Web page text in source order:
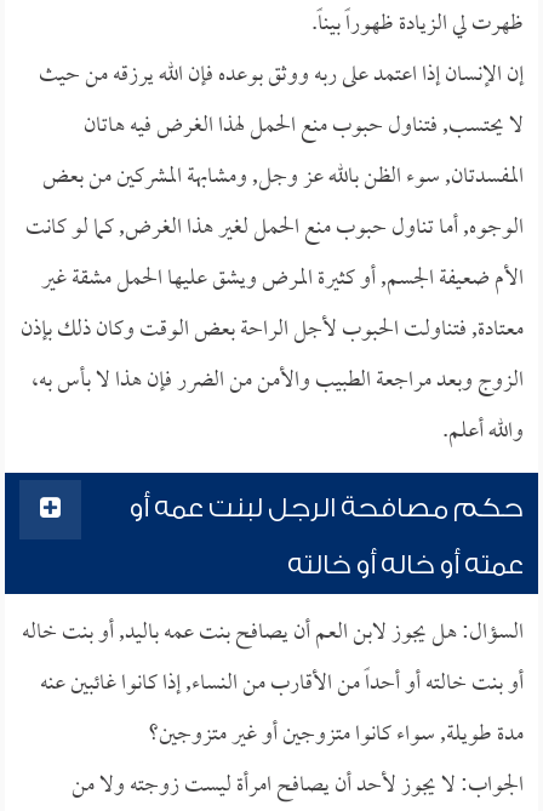
ظهرت لي الزيادة ظهوراً بيناً.
إن الإنسان إذا اعتمد على ربه ووثق بوعده فإن الله يرزقه من حيث
لا يحتسب, فتناول حبوب منع الحمل لهذا الغرض فيه هاتان
المفسدتان, سوء الظن بالله عز وجل, ومشابهة المشركين من بعض
الوجوه, أما تناول حبوب منع الحمل لغير هذا الغرض, كما لو كانت
الأم ضعيفة الجسم, أو كثيرة المرض ويشق عليها الحمل مشقة غير
معتادة, فتناولت الحبوب لأجل الراحة بعض الوقت وكان ذلك بإذن
الزوج وبعد مراجعة الطبيب والأمن من الضرر فإن هذا لا بأس به،
والله أعلم.
حكم مصافحة الرجل لبنت عمه أو
عمته أو خاله أو خالته
السؤال: هل يجوز لابن العم أن يصافح بنت عمه باليد, أو بنت خاله
أو بنت خالته أو أحداً من الأقارب من النساء, إذا كانوا غائبين عنه
مدة طويلة, سواء كانوا متزوجين أو غير متزوجين؟
الجواب: لا يجوز لأحد أن يصافح امرأة ليست زوجته ولا من